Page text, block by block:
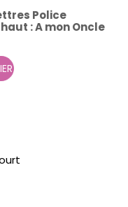
Police
: A mon Oncle